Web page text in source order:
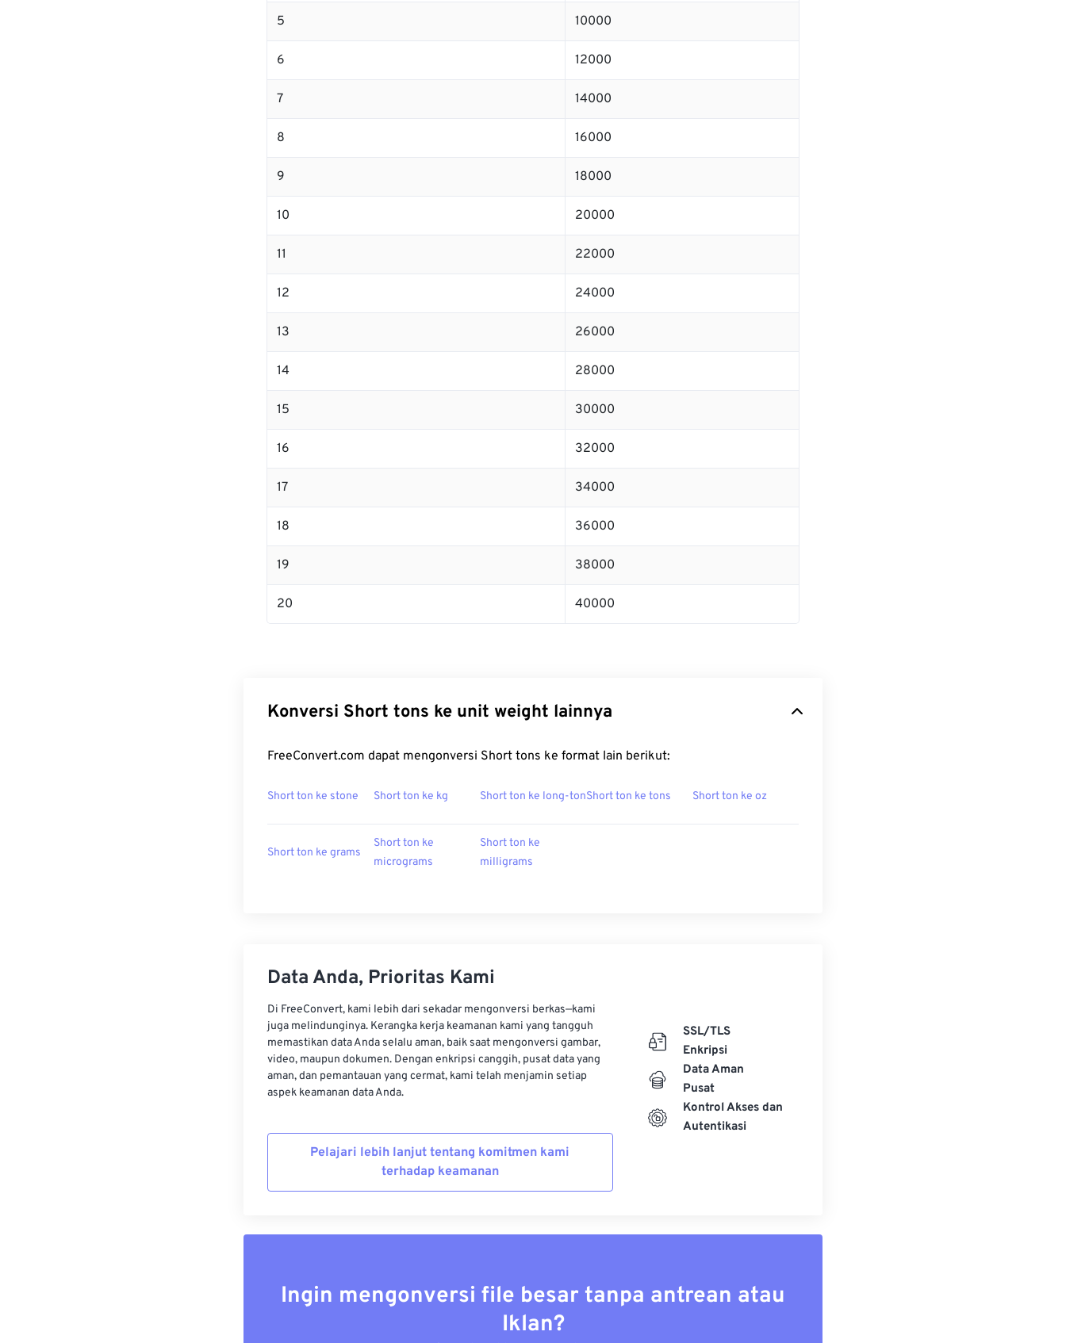
5 10000
6 12000
7 14000
8 16000
9 18000
10 20000
11 22000
12 24000
13 26000
14 28000
15 30000
16 32000
17 34000
18 36000
19 38000
20 40000
Konversi Short tons ke unit weight lainnya
FreeConvert.com dapat mengonversi Short tons ke format lain berikut:
Short ton ke stone Short ton ke kg Short ton ke long-tonShort ton ke tons Short ton ke oz
Short ton ke grams
Short ton ke
micrograms
Short ton ke
milligrams
Data Anda, Prioritas Kami
Di FreeConvert, kami lebih dari sekadar mengonversi berkas—kami
juga melindunginya. Kerangka kerja keamanan kami yang tangguh
memastikan data Anda selalu aman, baik saat mengonversi gambar,
video, maupun dokumen. Dengan enkripsi canggih, pusat data yang
aman, dan pemantauan yang cermat, kami telah menjamin setiap
aspek keamanan data Anda.
Pelajari lebih lanjut tentang komitmen kami
terhadap keamanan
SSL/TLS
Enkripsi
Data Aman
Pusat
Kontrol Akses dan
Autentikasi
Ingin mengonversi file besar tanpa antrean atau
Iklan?